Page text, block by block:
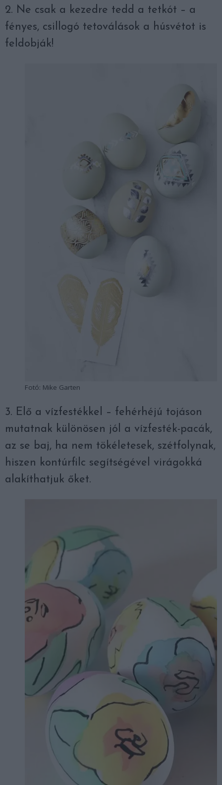
2. Ne csak a kezedre tedd a tetkót – a
fényes, csillogó tetoválások a húsvétot is
feldobják!
Fotó: Mike Garten
3. Elő a vízfestékkel – fehérhéjú tojáson
mutatnak különösen jól a vízfesték-pacák,
az se baj, ha nem tökéletesek, szétfolynak,
hiszen kontúrfilc segítségével virágokká
alakíthatjuk őket.